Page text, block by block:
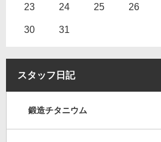
23 24 25 26
30 31
スタッフ日記
鍛造チタニウム